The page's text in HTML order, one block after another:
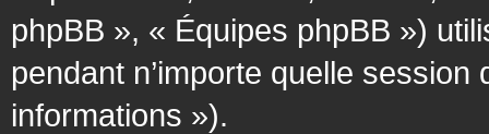
phpBB », « Équipes phpBB »)
pendant n’importe quelle
informations »).